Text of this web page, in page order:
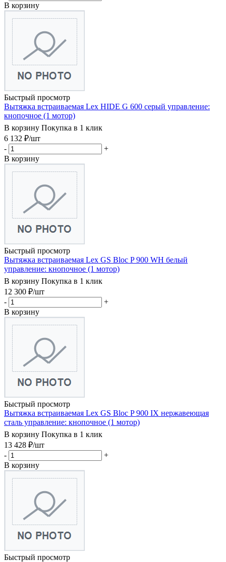
В корзину
Быстрый просмотр
Вытяжка встраиваемая Lex HIDE G 600 серый управление:
кнопочное (1 мотор)
В корзину Покупка в 1 клик
6 132 ₽/шт
-
+
В корзину
Быстрый просмотр
Вытяжка встраиваемая Lex GS Bloc P 900 WH белый
управление: кнопочное (1 мотор)
В корзину Покупка в 1 клик
12 300 ₽/шт
-
+
В корзину
Быстрый просмотр
Вытяжка встраиваемая Lex GS Bloc P 900 IX нержавеющая
сталь управление: кнопочное (1 мотор)
В корзину Покупка в 1 клик
13 428 ₽/шт
-
+
В корзину
Быстрый просмотр